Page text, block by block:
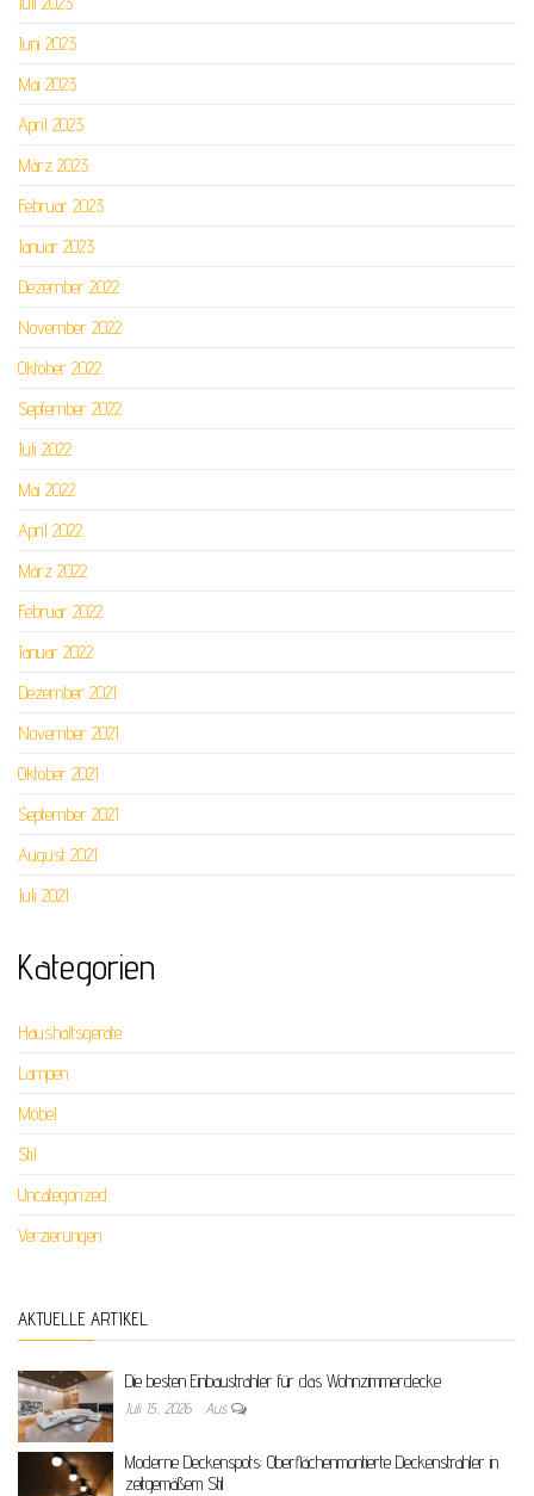
Juni 2023
Mai 2023
April 2023
März 2023
Februar 2023
Januar 2023
Dezember 2022
November 2022
Oktober 2022
September 2022
Juli 2022
Mai 2022
April 2022
März 2022
Februar 2022
Januar 2022
Dezember 2021
November 2021
Oktober 2021
September 2021
August 2021
Juli 2021
Kategorien
Haushaltsgeräte
Lampen
Möbel
Stil
Uncategorized
Verzierungen
AKTUELLE ARTIKEL
Die besten Einbaustrahler für das Wohnzimmerdecke
Juli 15, 2026 Aus
Moderne Deckenspots: Oberflächenmontierte Deckenstrahler in
zeitgemäßem Stil